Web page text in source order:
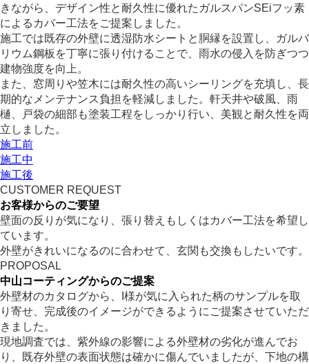
きながら、デザイン性と耐久性に優れたガルスパンSEiフッ素
によるカバー工法をご提案しました。
施工では既存の外壁に透湿防水シートと胴縁を設置し、ガルバ
リウム鋼板を丁寧に張り付けることで、雨水の侵入を防ぎつつ
建物強度を向上。
また、窓周りや笠木には耐久性の高いシーリングを充填し、長
期的なメンテナンス負担を軽減しました。軒天井や破風、雨
樋、戸袋の細部も塗装工程をしっかり行い、美観と耐久性を両
立しました。
施工前
施工中
施工後
CUSTOMER REQUEST
お客様からのご要望
壁面の反りが気になり、張り替えもしくはカバー工法を希望し
ています。
外壁がきれいになるのに合わせて、玄関も交換もしたいです。
PROPOSAL
中山コーティングからのご提案
外壁材のカタログから、I様が気に入られた柄のサンプルを取
り寄せ、完成後のイメージができるようにご提案させていただ
きました。
現地調査では、紫外線の影響による外壁材の劣化が進んでお
り、既存外壁の表面状態は確かに傷んでいましたが、下地の構